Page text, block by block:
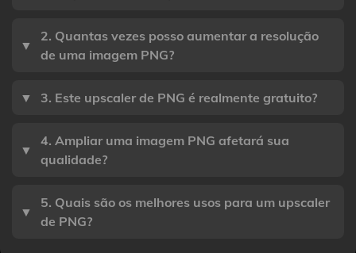
▼
2. Quantas vezes posso aumentar a resolução
de uma imagem PNG?
▼ 3. Este upscaler de PNG é realmente gratuito?
▼
4. Ampliar uma imagem PNG afetará sua
qualidade?
▼
5. Quais são os melhores usos para um upscaler
de PNG?